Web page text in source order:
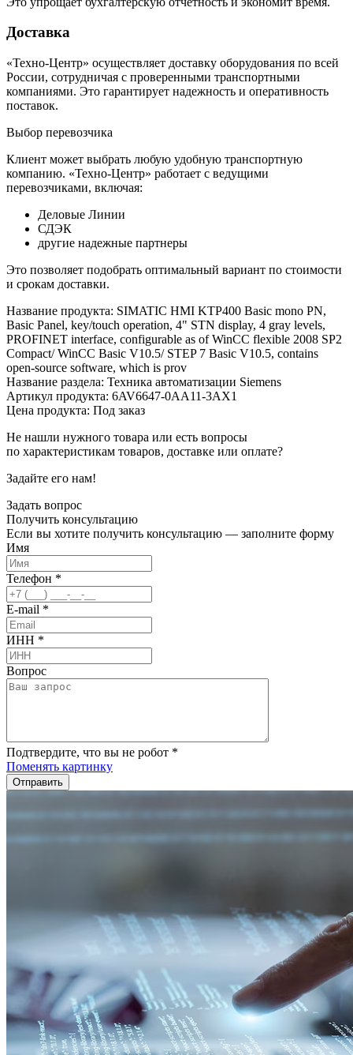
Доставка
«Техно-Центр» осуществляет доставку оборудования по всей
России, сотрудничая с проверенными транспортными
компаниями. Это гарантирует надежность и оперативность
поставок.
Выбор перевозчика
Клиент может выбрать любую удобную транспортную
компанию. «Техно-Центр» работает с ведущими
перевозчиками, включая:
Деловые Линии
СДЭК
другие надежные партнеры
Это позволяет подобрать оптимальный вариант по стоимости
и срокам доставки.
Название продукта: SIMATIC HMI KTP400 Basic mono PN,
Basic Panel, key/touch operation, 4" STN display, 4 gray levels,
PROFINET interface, configurable as of WinCC flexible 2008 SP2
Compact/ WinCC Basic V10.5/ STEP 7 Basic V10.5, contains
open-source software, which is prov
Название раздела: Техника автоматизации Siemens
Артикул продукта: 6AV6647-0AA11-3AX1
Цена продукта: Под заказ
Не нашли нужного товара или есть вопросы
по характеристикам товаров, доставке или оплате?
Задайте его нам!
Задать вопрос
Получить консультацию
Если вы хотите получить консультацию — заполните форму
Имя
Телефон *
E-mail *
ИНН *
Вопрос
Подтвердите, что вы не робот *
Поменять картинку